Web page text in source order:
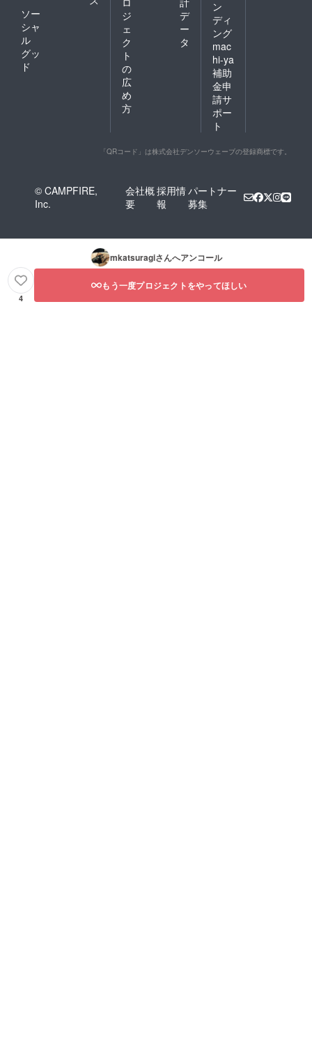
ソー
シャ
ル
グッ
ド
ジ
ェ
ク
ト
の
広
め
方
デ
ー
タ
ン
ディ
ング
mac
hi-ya
補助
金申
請サ
ポー
ト
「QRコード」は株式会社デンソーウェーブの登録商標です。
© CAMPFIRE,
Inc.
会社概
要
採用情
報
パートナー
募集
mkatsuragiさんへアンコール
4
もう一度プロジェクトをやってほしい